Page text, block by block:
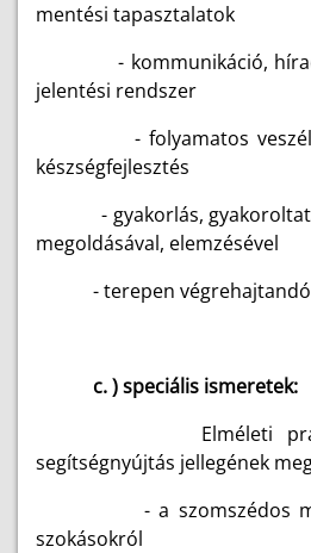
mentési tapasztalatok
- kommunikáció,
jelentési rendszer
- folyamatos
készségfejlesztés
- gyakorlás,
megoldásával, elemzésével
- terepen végrehajtandó
c. ) speciális ismeretek:
Elméleti
segítségnyújtás jellegének
- a szomszédos
szokásokról